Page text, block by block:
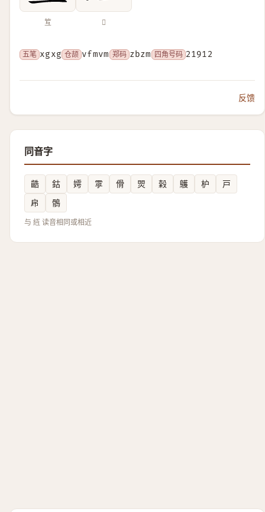
䇘 𫄚
五笔 xgxg 仓颉 vfmvm 郑码 zbzm 四角号码 21912
反馈
同音字
䶜 鈷 嫮 雽 傦 焸 榖 鸌 枦
戸
帍
鶻
与 䊺 读音相同或相近